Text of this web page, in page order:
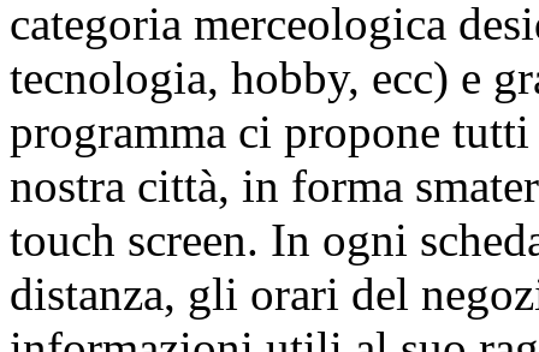
categoria merceologica
tecnologia, hobby, ecc) e
programma ci propone
nostra città, in forma
touch screen. In ogni
distanza, gli orari del